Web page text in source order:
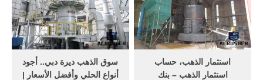
من أن تبقى مطلعا بشكل
متواصل على سعر الذهب في
والدول ...
0.0mm to 2.0mm,0mil to
80milAccuracy: 2%rdg
-0.1mm, or 2%r
سوق الذهب ديرة دبي.. أجود
أنواع الحلي وأفضل الأسعار |
استثمار الذهب، حساب
استثمار الذهب – بنك